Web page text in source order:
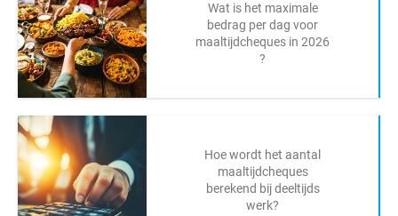
Wat is het maximale
bedrag per dag voor
maaltijdcheques in 2026
?
Hoe wordt het aantal
maaltijdcheques
berekend bij deeltijds
werk?